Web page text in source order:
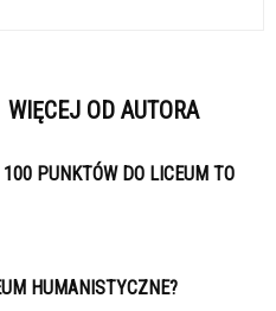
WIĘCEJ OD AUTORA
PUNKTÓW DO LICEUM TO
HUMANISTYCZNE?